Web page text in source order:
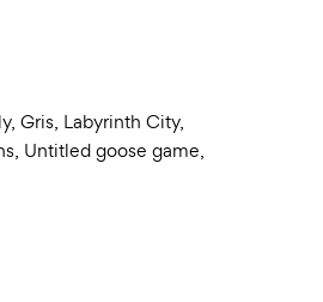
, Gris, Labyrinth City,
, Untitled goose game,